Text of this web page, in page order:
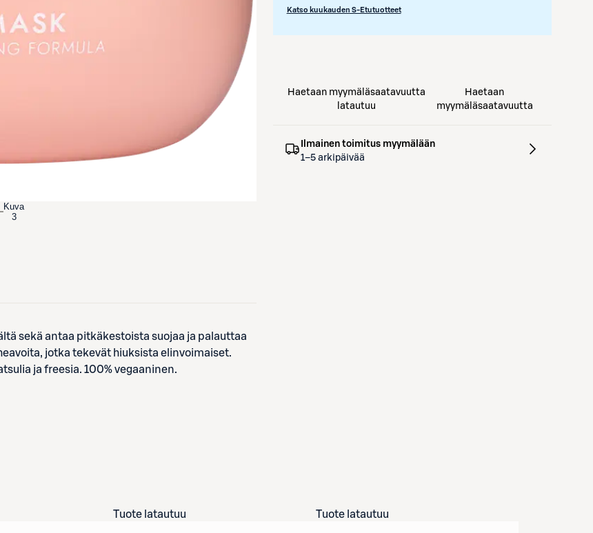
Kuva
3
Katso kuukauden S-Etutuotteet
Haetaan myymäläsaatavuutta
latautuu
Haetaan
myymäläsaatavuutta
Ilmainen toimitus myymälään
1–5 arkipäivää
sekä antaa pitkäkestoista suojaa ja palauttaa
jotka tekevät hiuksista elinvoimaiset.
ja freesia. 100% vegaaninen.
Tuote latautuu Tuote latautuu